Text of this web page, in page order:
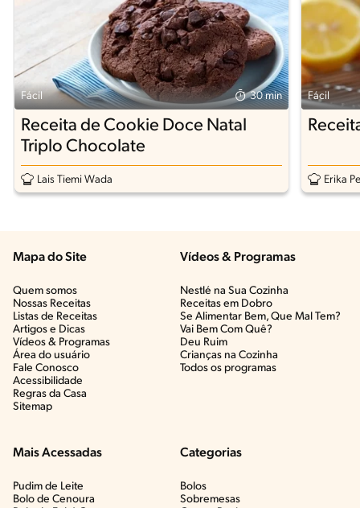
Fácil 30 min
Receita de Cookie Doce Natal
Triplo Chocolate
Lais Tiemi Wada
Fácil
Erika
Mapa do Site
Quem somos
Nossas Receitas
Listas de Receitas​
Artigos e Dicas​
Vídeos & Programas​
Área do usuário
Fale Conosco
Acessibilidade
Regras da Casa
Sitemap
Vídeos & Programas​
Nestlé na Sua Cozinha
Receitas em Dobro
Se Alimentar Bem, Que Mal Tem?​
Vai Bem Com Quê?​
Deu Ruim​
Crianças na Cozinha​
Todos os programas
Mais Acessadas
Pudim de Leite
Bolo de Cenoura
Categorias
Bolos
Sobremesas